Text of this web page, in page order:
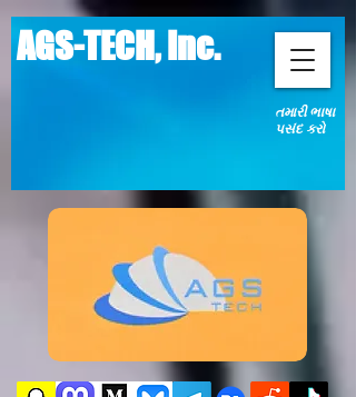
AGS-TECH, Inc.
તમારી ભાષા
પસંદ કરો